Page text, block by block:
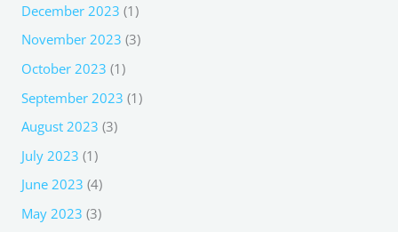
December 2023 (1)
November 2023 (3)
October 2023 (1)
September 2023 (1)
August 2023 (3)
July 2023 (1)
June 2023 (4)
May 2023 (3)